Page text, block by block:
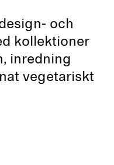
och
kollektioner
inredning
vegetariskt